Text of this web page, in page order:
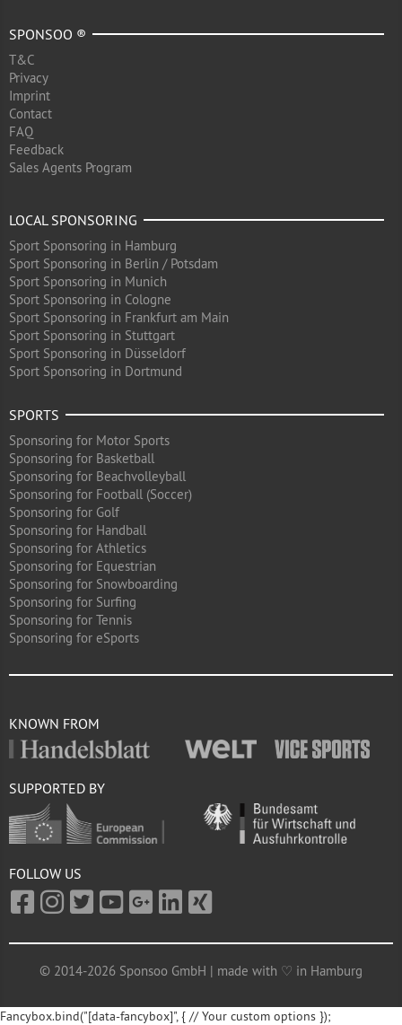
SPONSOO ®
T&C
Privacy
Imprint
Contact
FAQ
Feedback
Sales Agents Program
LOCAL SPONSORING
Sport Sponsoring in Hamburg
Sport Sponsoring in Berlin / Potsdam
Sport Sponsoring in Munich
Sport Sponsoring in Cologne
Sport Sponsoring in Frankfurt am Main
Sport Sponsoring in Stuttgart
Sport Sponsoring in Düsseldorf
Sport Sponsoring in Dortmund
SPORTS
Sponsoring for Motor Sports
Sponsoring for Basketball
Sponsoring for Beachvolleyball
Sponsoring for Football (Soccer)
Sponsoring for Golf
Sponsoring for Handball
Sponsoring for Athletics
Sponsoring for Equestrian
Sponsoring for Snowboarding
Sponsoring for Surfing
Sponsoring for Tennis
Sponsoring for eSports
KNOWN FROM
SUPPORTED BY
FOLLOW US
© 2014-2026 Sponsoo GmbH | made with ♡ in Hamburg
Fancybox.bind("[data-fancybox]", { // Your custom options });